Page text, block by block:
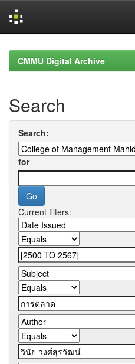
navigationCMMU Digital Archive
Search
Search:
for
Current filters: